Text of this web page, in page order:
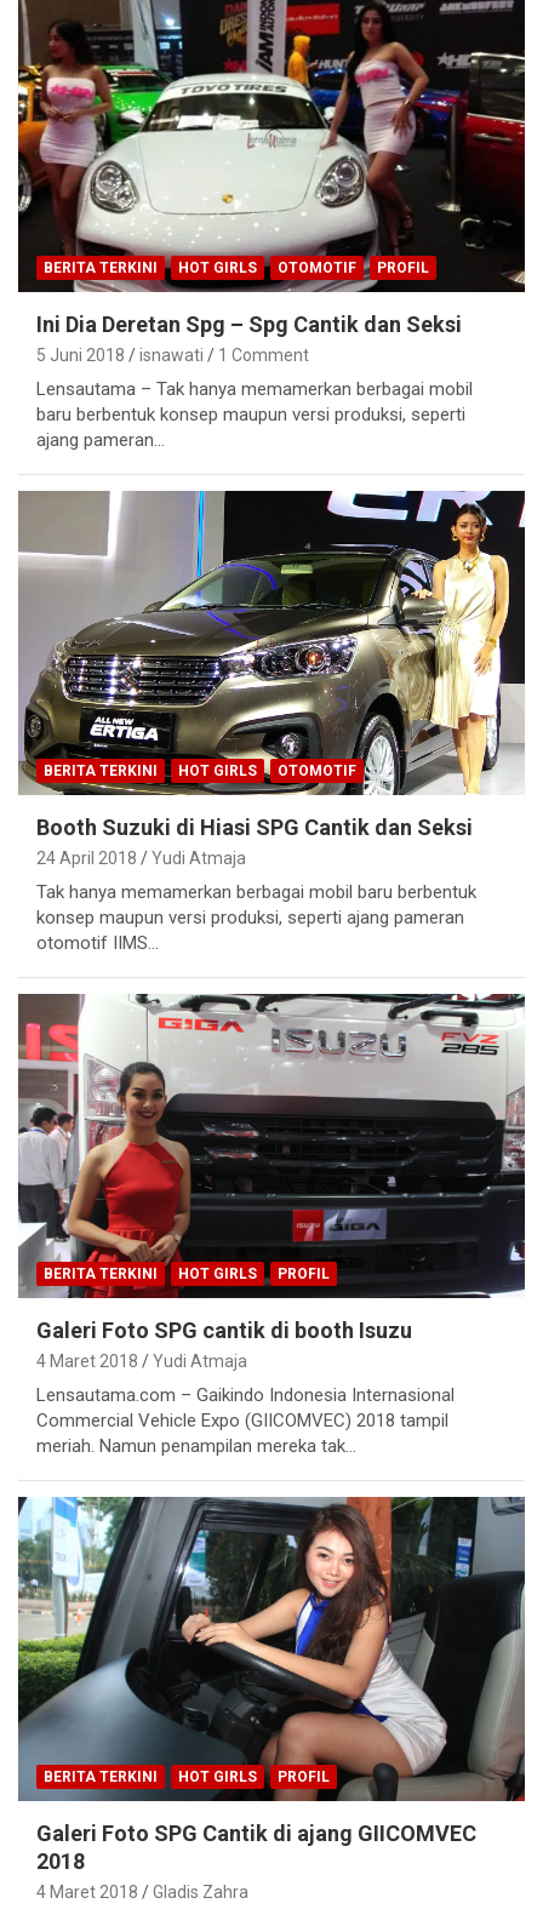
BERITA TERKINI HOT GIRLS OTOMOTIF PROFIL
Ini Dia Deretan Spg – Spg Cantik dan Seksi
5 Juni 2018 isnawati 1 Comment
Lensautama – Tak hanya memamerkan berbagai mobil
baru berbentuk konsep maupun versi produksi, seperti
ajang pameran…
BERITA TERKINI HOT GIRLS OTOMOTIF
Booth Suzuki di Hiasi SPG Cantik dan Seksi
24 April 2018 Yudi Atmaja
Tak hanya memamerkan berbagai mobil baru berbentuk
konsep maupun versi produksi, seperti ajang pameran
otomotif IIMS…
BERITA TERKINI HOT GIRLS PROFIL
Galeri Foto SPG cantik di booth Isuzu
4 Maret 2018 Yudi Atmaja
Lensautama.com – Gaikindo Indonesia Internasional
Commercial Vehicle Expo (GIICOMVEC) 2018 tampil
meriah. Namun penampilan mereka tak…
BERITA TERKINI HOT GIRLS PROFIL
Galeri Foto SPG Cantik di ajang GIICOMVEC
2018
4 Maret 2018 Gladis Zahra